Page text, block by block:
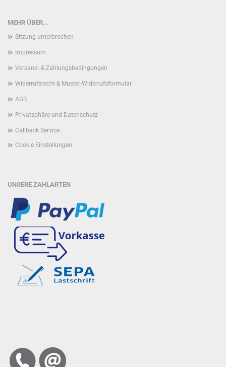
MEHR ÜBER...
Sitzung unterbrochen
Impressum
Versand- & Zahlungsbedingungen
Widerrufsrecht & Muster-Widerrufsformular
AGB
Privatsphäre und Datenschutz
Callback Service
Cookie Einstellungen
UNSERE ZAHLARTEN